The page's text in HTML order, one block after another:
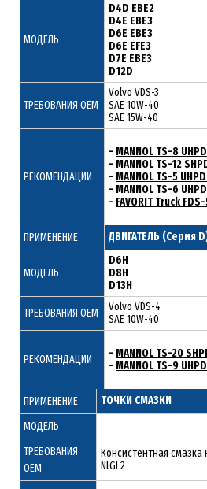
МОДЕЛЬ
D4D EBE2
D4E EBE3
D6E EBE3
D6E EFE3
D7E EBE3
D12D
ТРЕБОВАНИЯ ОЕМ
Volvo VDS-3
SAE 10W-40
SAE 15W-40
РЕКОМЕНДАЦИИ
- MANNOL TS-8
- MANNOL TS-12
- MANNOL TS-5
- MANNOL TS-6
- FAVORIT Truck
ПРИМЕНЕНИЕ ДВИГАТЕЛЬ (Серия
МОДЕЛЬ
D6H
D8H
D13H
ТРЕБОВАНИЯ ОЕМ
Volvo VDS-4
SAE 10W-40
РЕКОМЕНДАЦИИ - MANNOL TS-20
- MANNOL TS-9
ПРИМЕНЕНИЕ
ТОЧКИ СМАЗКИ
МОДЕЛЬ
ТРЕБОВАНИЯ
ОЕМ
Консистентная смазка
NLGI 2